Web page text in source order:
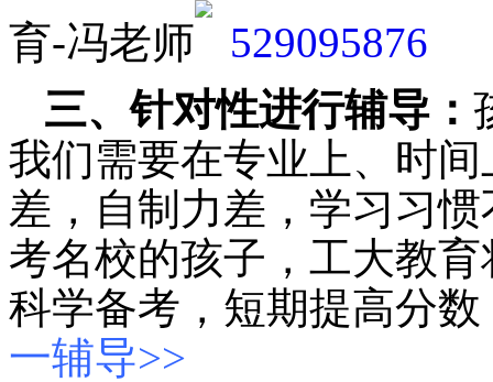
育-冯老师
三、针对性进行辅导：
我们需要在专业上、时
差，自制力差，学习习
考名校的孩子，工大教
科学备考，短期提高分
一辅导>>